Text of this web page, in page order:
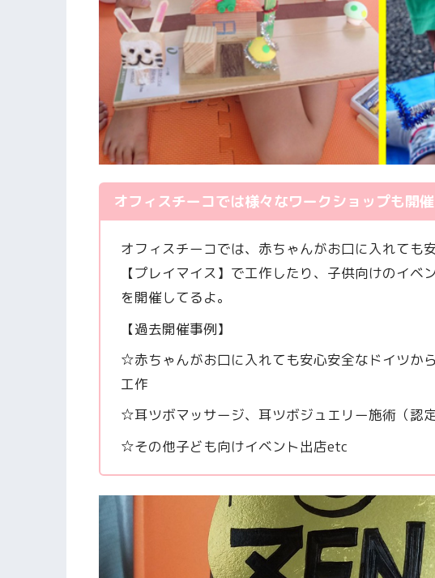
オフィスチーコでは様々なワークショップも開
オフィスチーコでは、赤ちゃんがお口に入れても
【プレイマイス】で工作したり、子供向けのイベ
を開催してるよ。
【過去開催事例】
☆赤ちゃんがお口に入れても安心安全なドイツか
工作
☆耳ツボマッサージ、耳ツボジュエリー施術（認定
☆その他子ども向けイベント出店etc